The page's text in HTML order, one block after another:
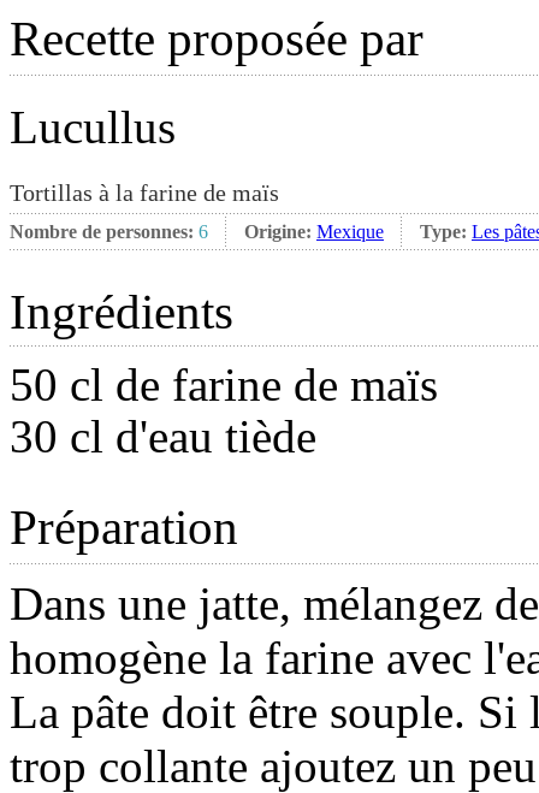
Recette proposée par
Lucullus
Tortillas à la farine de maïs
Nombre de personnes: 6 Origine: Mexique Type: Les
Ingrédients
50 cl de farine de maïs
30 cl d'eau tiède
Préparation
Dans une jatte, mélangez
homogène la farine avec
La pâte doit être souple. Si
trop collante ajoutez un